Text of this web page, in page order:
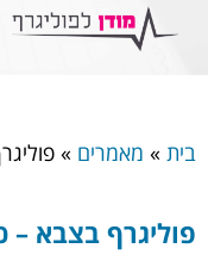
בית » מאמרים »
פוליגרף בצבא –